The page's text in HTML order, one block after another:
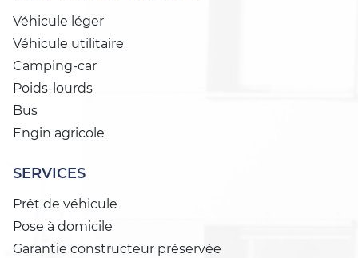
Véhicule léger
Véhicule utilitaire
Camping-car
Poids-lourds
Bus
Engin agricole
SERVICES
Prêt de véhicule
Pose à domicile
Garantie constructeur préservée